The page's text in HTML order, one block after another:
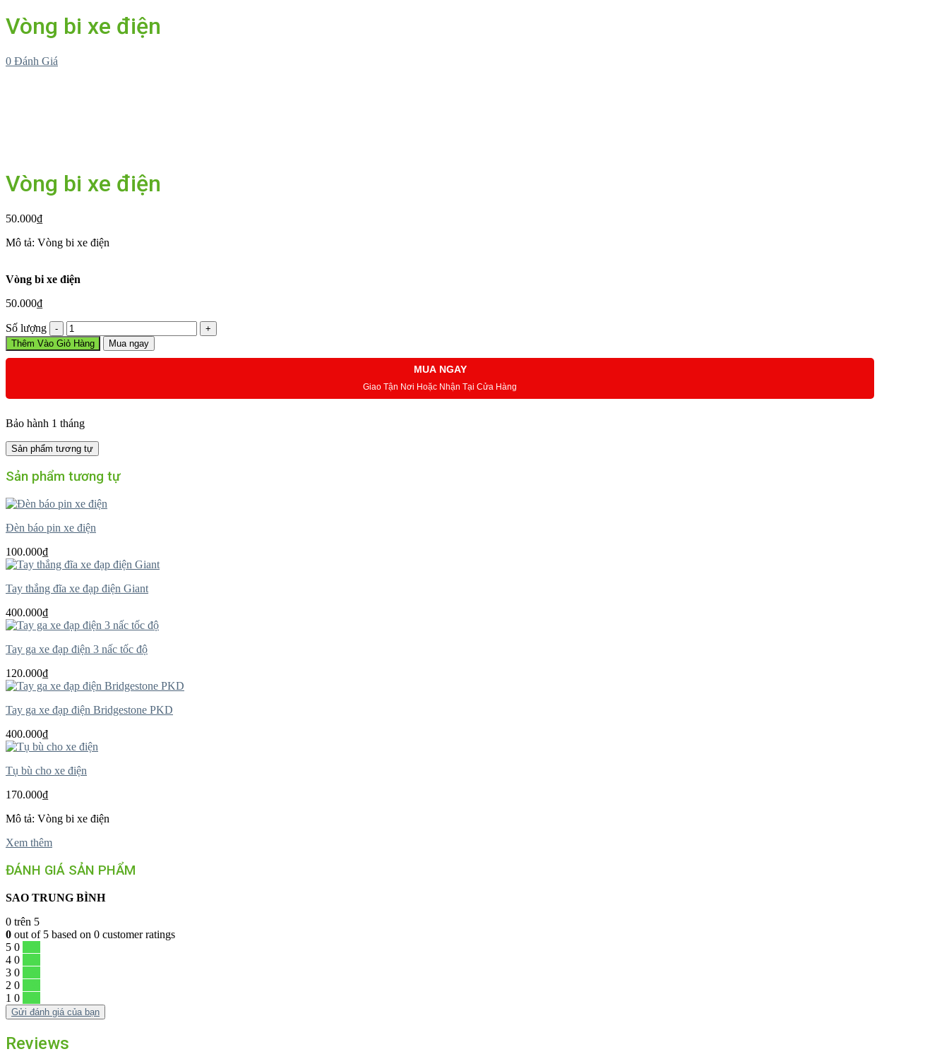
Vòng bi xe điện
0 Đánh Giá
Vòng bi xe điện
50.000₫
Mô tả: Vòng bi xe điện
Vòng bi xe điện
50.000₫
Số lượng
Vòng
bi
xe
Thêm Vào Giỏ Hàng Mua ngay
MUA NGAY
Giao Tận Nơi Hoặc Nhận Tại Cửa Hàng
Bảo hành 1 tháng
Sản phẩm tương tự
Sản phẩm tương tự
Đèn báo pin xe điện
100.000₫
Tay thắng đĩa xe đạp điện Giant
400.000₫
Tay ga xe đạp điện 3 nấc tốc độ
120.000₫
Tay ga xe đạp điện Bridgestone PKD
400.000₫
Tụ bù cho xe điện
170.000₫
Mô tả: Vòng bi xe điện
Xem thêm
ĐÁNH GIÁ SẢN PHẨM
SAO TRUNG BÌNH
0 trên 5
0 out of 5 based on 0 customer ratings
5 0
4 0
3 0
2 0
1 0
Gửi đánh giá của bạn
Reviews